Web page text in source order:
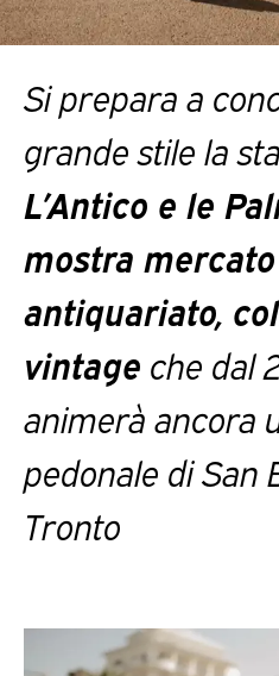
Si prepara a
grande stile la
L’Antico e le
mostra
antiquariato,
vintage che dal
animerà ancora
pedonale di San
Tronto